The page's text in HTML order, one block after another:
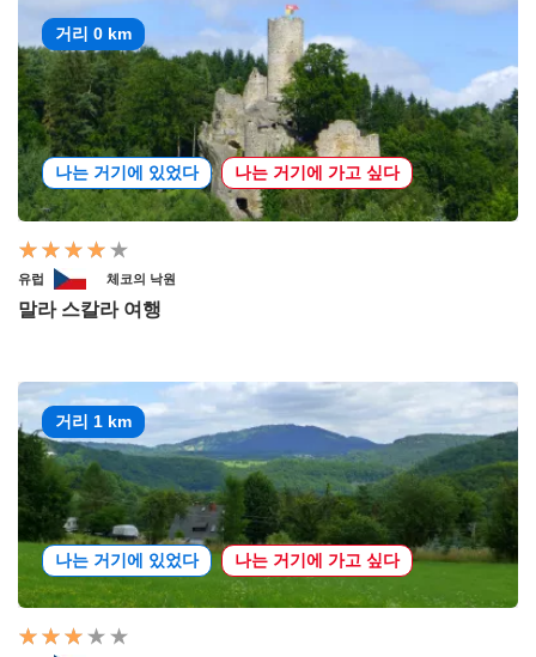
거리 0 km
나는 거기에 있었다 나는 거기에 가고 싶다
유럽 체코의 낙원
말라 스칼라 여행
거리 1 km
나는 거기에 있었다 나는 거기에 가고 싶다